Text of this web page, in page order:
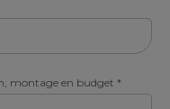
montage en budget *